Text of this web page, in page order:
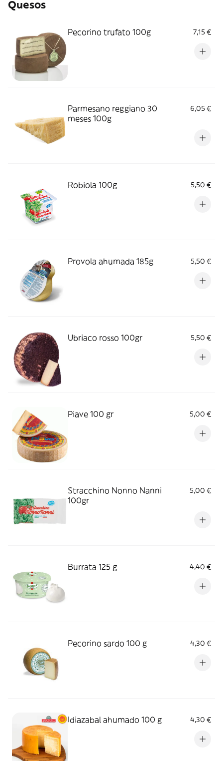
Quesos
Pecorino trufato 100g 7,15 €
Parmesano reggiano 30
meses 100g
6,05 €
Robiola 100g 5,50 €
Provola ahumada 185g 5,50 €
Ubriaco rosso 100gr 5,50 €
Piave 100 gr 5,00 €
Stracchino Nonno Nanni
100gr
5,00 €
Burrata 125 g 4,40 €
Pecorino sardo 100 g 4,30 €
Idiazabal ahumado 100 g 4,30 €